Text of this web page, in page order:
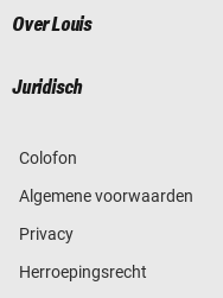
Over Louis
Juridisch
Colofon
Algemene voorwaarden
Privacy
Herroepingsrecht